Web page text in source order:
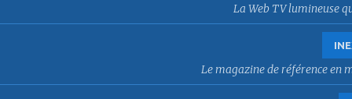
La Web TV lumineuse
Le magazine de référence en